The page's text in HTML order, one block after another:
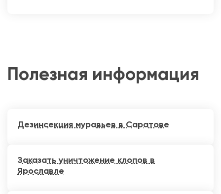
Полезная информация
Дезинсекция муравьев в Саратове
Заказать уничтожение клопов в
Ярославле